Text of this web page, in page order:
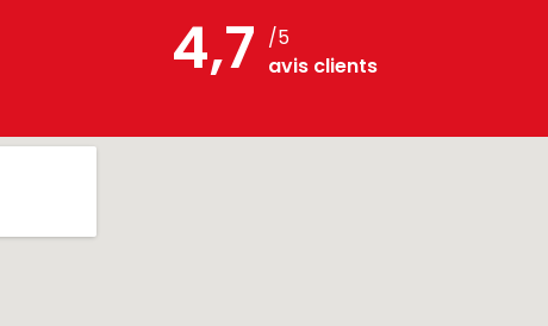
4,7 /5
avis clients